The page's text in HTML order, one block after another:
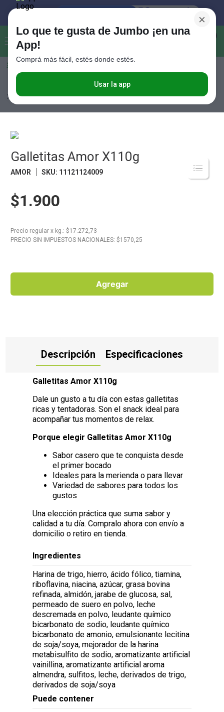
Buscar...
Seleccioná el método de entrega
×
Lo que te gusta de Jumbo ¡en una
App!
Comprá más fácil, estés donde estés.
Usar la app
Desayuno y Merienda Galletitas Dulces
X110g
Galletitas Amor X110g
AMOR SKU: 11121124009
$1.900
Precio regular x kg. : $17.272,73
PRECIO SIN IMPUESTOS NACIONALES: $1570,25
Agregar
Descripción Especificaciones
Galletitas Amor X110g
Dale un gusto a tu día con estas galletitas
ricas y tentadoras. Son el snack ideal para
acompañar tus momentos de relax.
Porque elegir Galletitas Amor X110g
Sabor casero que te conquista desde
el primer bocado
Ideales para la merienda o para llevar
Variedad de sabores para todos los
gustos
Una elección práctica que suma sabor y
calidad a tu día. Compralo ahora con envío a
domicilio o retiro en tienda.
Ingredientes
Harina de trigo, hierro, ácido fólico, tiamina,
riboflavina, niacina, azúcar, grasa bovina
refinada, almidón, jarabe de glucosa, sal,
permeado de suero en polvo, leche
descremada en polvo, leudante químico
bicarbonato de sodio, leudante químico
bicarbonato de amonio, emulsionante lecitina
de soja/soya, mejorador de la harina
metabisulfito de sodio, aromatizante artificial
vainillina, aromatizante artificial aroma
almendra, sulfitos, leche, derivados de trigo,
derivados de soja/soya
Puede contener
Términos más buscados
.
Valijas
Cerveza
Galletitas
Fideos
. Carne